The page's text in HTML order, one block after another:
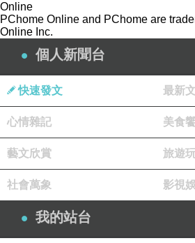
很多朋友都笑我是
一個部落格就已經忙的
我居然還一個一個
Online
PChome Online and PChome are
Online Inc.
個人新聞台
快速發文 最新
心情雜記 美食
藝文欣賞 旅遊
社會萬象 影視
我的站台